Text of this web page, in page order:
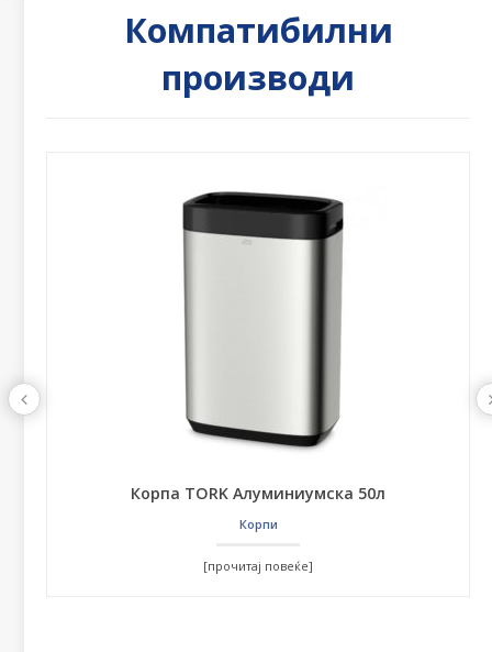
Компатибилни
производи
Корпа TORK Алуминиумска 50л
Корпи
[прочитај повеќе]